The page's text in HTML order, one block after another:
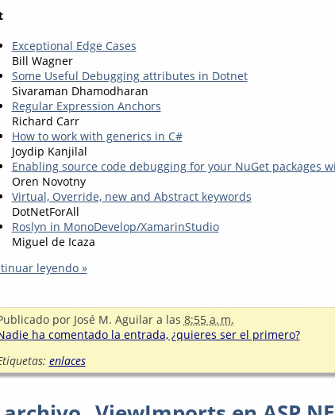
Exceptional Edge Cases
Bill Wagner
Some Useful Debugging attributes in Dotnet
Sivaraman Dhamodharan
Regular Expression Anchors
Richard Carr
How to work with generics in C#
Joydip Kanjilal
Enabling source code debugging for your NuGet packages
Oren Novotny
Virtual, Override, new and Abstract keywords
DotNetForAll
Roslyn in MonoDevelop/XamarinStudio
Miguel de Icaza
leyendo »
por José M. Aguilar a las 8:55 a. m.
ha comentado la entrada, ¿quieres ser el primero?
enlaces